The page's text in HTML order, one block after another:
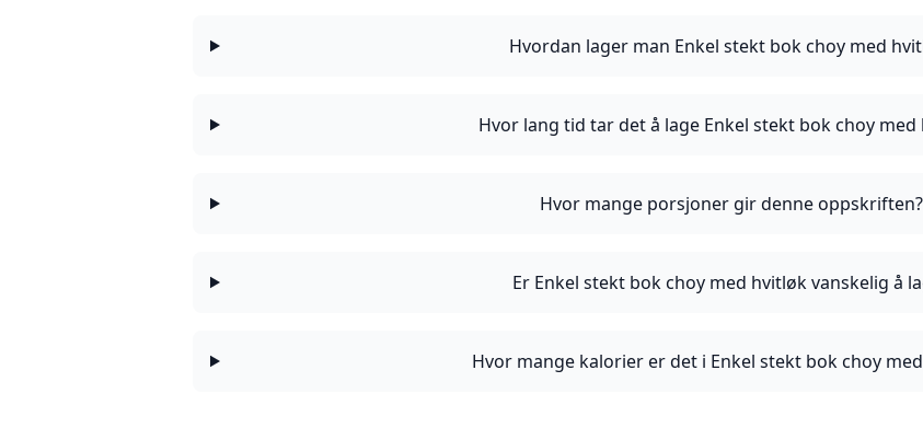
Hvordan lager man Enkel stekt bok choy med
Hvor lang tid tar det å lage Enkel stekt bok choy med
Hvor mange porsjoner gir denne oppskriften?
Er Enkel stekt bok choy med hvitløk vanskelig å
Hvor mange kalorier er det i Enkel stekt bok choy